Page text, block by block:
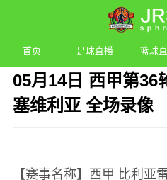
首页 足球直播 篮球
05月14日 西甲第36
塞维利亚 全场录像
【赛事名称】西甲 比利亚